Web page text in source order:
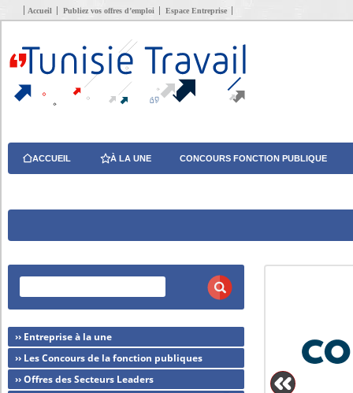
Accueil Publiez vos offres d’emploi Espace Entreprise
ACCUEIL À LA UNE CONCOURS FONCTION PUBLIQUE
›› Entreprise à la une
›› Les Concours de la fonction publiques
›› Offres des Secteurs Leaders